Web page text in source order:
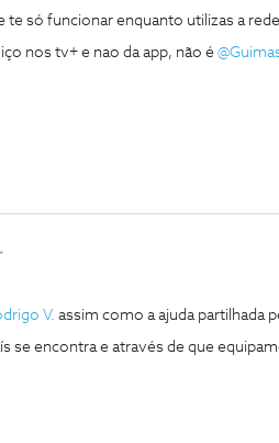
te só funcionar enquanto utilizas a
nos tv+ e nao da app, não é
V. assim como a ajuda partilhada
se encontra e através de que